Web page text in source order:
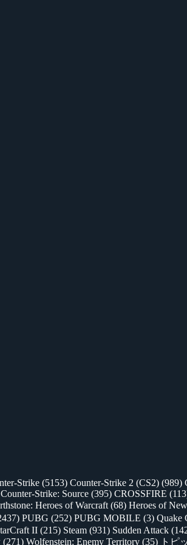
Strike (5153) Counter-Strike 2 (CS2) (989)
Counter-Strike: Source (395) CROSSFIRE
Heroes of Warcraft (68) Heroes of
PUBG (252) PUBG MOBILE (3) Quake
II (215) Steam (931) Sudden Attack
(271) Wolfenstein: Enemy Territory (35) トピ